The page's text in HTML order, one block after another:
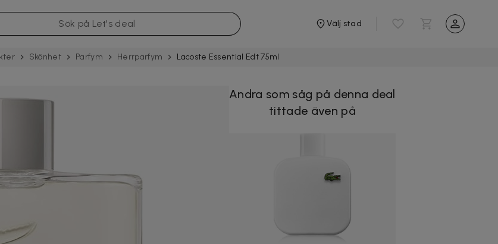
Välj stad
Skönhet Parfym Herrparfym Lacoste Essential Edt 75ml
Andra som såg på denna deal
tittade även på